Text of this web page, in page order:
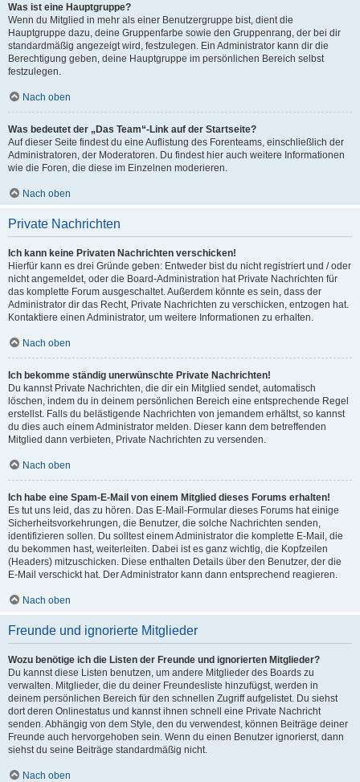
Was ist eine Hauptgruppe?
Wenn du Mitglied in mehr als einer Benutzergruppe bist, dient die
Hauptgruppe dazu, deine Gruppenfarbe sowie den Gruppenrang, der bei dir
standardmäßig angezeigt wird, festzulegen. Ein Administrator kann dir die
Berechtigung geben, deine Hauptgruppe im persönlichen Bereich selbst
festzulegen.
Nach oben
Was bedeutet der „Das Team“-Link auf der Startseite?
Auf dieser Seite findest du eine Auflistung des Forenteams, einschließlich der
Administratoren, der Moderatoren. Du findest hier auch weitere Informationen
wie die Foren, die diese im Einzelnen moderieren.
Nach oben
Private Nachrichten
Ich kann keine Privaten Nachrichten verschicken!
Hierfür kann es drei Gründe geben: Entweder bist du nicht registriert und / oder
nicht angemeldet, oder die Board-Administration hat Private Nachrichten für
das komplette Forum ausgeschaltet. Außerdem könnte es sein, dass der
Administrator dir das Recht, Private Nachrichten zu verschicken, entzogen hat.
Kontaktiere einen Administrator, um weitere Informationen zu erhalten.
Nach oben
Ich bekomme ständig unerwünschte Private Nachrichten!
Du kannst Private Nachrichten, die dir ein Mitglied sendet, automatisch
löschen, indem du in deinem persönlichen Bereich eine entsprechende Regel
erstellst. Falls du belästigende Nachrichten von jemandem erhältst, so kannst
du dies auch einem Administrator melden. Dieser kann dem betreffenden
Mitglied dann verbieten, Private Nachrichten zu versenden.
Nach oben
Ich habe eine Spam-E-Mail von einem Mitglied dieses Forums erhalten!
Es tut uns leid, das zu hören. Das E-Mail-Formular dieses Forums hat einige
Sicherheitsvorkehrungen, die Benutzer, die solche Nachrichten senden,
identifizieren sollen. Du solltest einem Administrator die komplette E-Mail, die
du bekommen hast, weiterleiten. Dabei ist es ganz wichtig, die Kopfzeilen
(Headers) mitzuschicken. Diese enthalten Details über den Benutzer, der die
E-Mail verschickt hat. Der Administrator kann dann entsprechend reagieren.
Nach oben
Freunde und ignorierte Mitglieder
Wozu benötige ich die Listen der Freunde und ignorierten Mitglieder?
Du kannst diese Listen benutzen, um andere Mitglieder des Boards zu
verwalten. Mitglieder, die du deiner Freundesliste hinzufügst, werden in
deinem persönlichen Bereich für den schnellen Zugriff aufgelistet. Du siehst
dort deren Onlinestatus und kannst ihnen schnell eine Private Nachricht
senden. Abhängig von dem Style, den du verwendest, können Beiträge deiner
Freunde auch hervorgehoben sein. Wenn du einen Benutzer ignorierst, dann
siehst du seine Beiträge standardmäßig nicht.
Nach oben